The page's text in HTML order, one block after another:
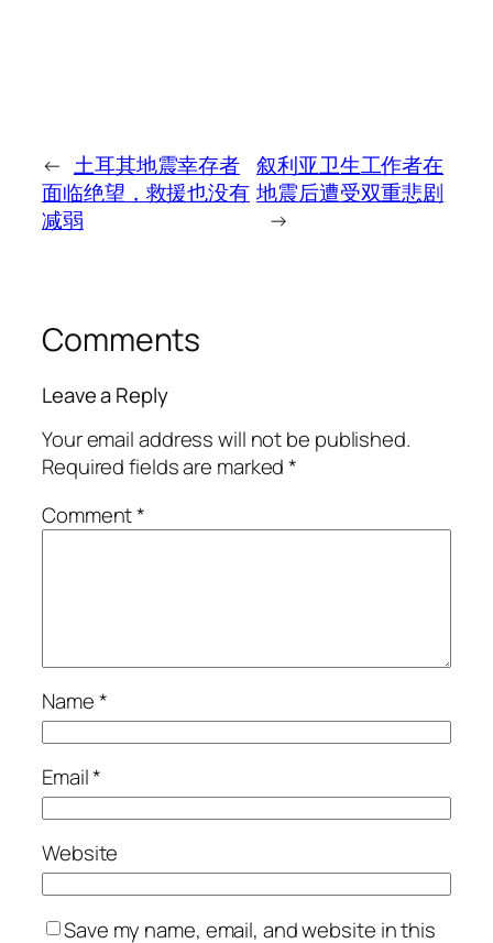
← 土耳其地震幸存者
面临绝望，救援也没有
减弱
叙利亚卫生工作者在
地震后遭受双重悲剧
→
Comments
Leave a Reply
Your email address will not be published.
Required fields are marked*
Comment*
Name*
Email*
Website
Save my name, email, and website in this